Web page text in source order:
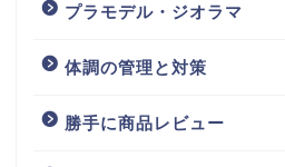
プラモデル・ジオラマ
体調の管理と対策
勝手に商品レビュー